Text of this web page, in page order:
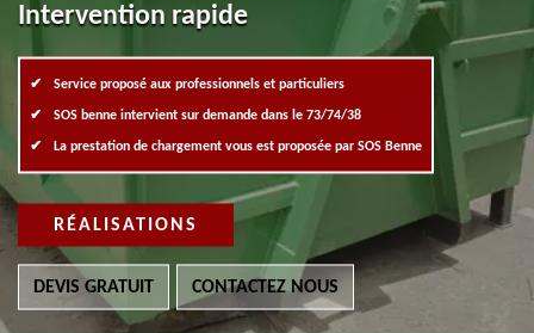
Intervention rapide
Service proposé aux professionnels et particuliers
SOS benne intervient sur demande dans le 73/74/38
La prestation de chargement vous est proposée par SOS Benne
RÉALISATIONS
DEVIS GRATUIT CONTACTEZ NOUS